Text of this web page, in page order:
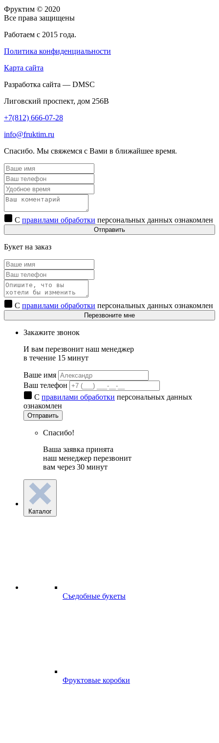
Фруктим © 2020
Все права защищены
Работаем с 2015 года.
Политика конфиденциальности
Карта сайта
Разработка сайта — DMSC
Лиговский проспект, дом 256В
+7(812) 666-07-28
info@fruktim.ru
Спасибо. Мы свяжемся с Вами в ближайшее время.
С правилами обработки персональных данных ознакомлен
Отправить
Букет на заказ
С правилами обработки персональных данных ознакомлен
Перезвоните мне
Закажите звонок
И вам перезвонит наш менеджер
в течение 15 минут
Ваше имя
Ваш телефон
С правилами обработки персональных данных
ознакомлен
Отправить
Спасибо!
Ваша заявка принята
наш менеджер перезвонит
вам через 30 минут
Каталог
Съедобные букеты
Фруктовые коробки